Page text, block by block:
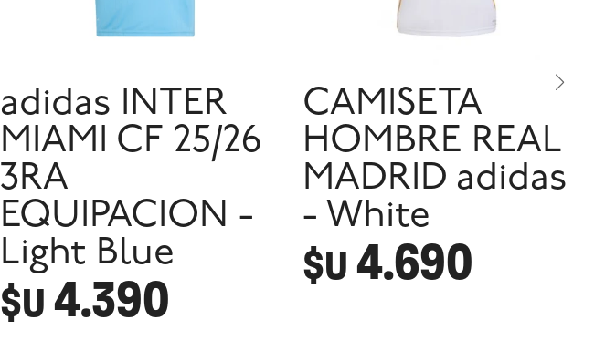
adidas INTER
MIAMI CF 25/26
3RA
EQUIPACION -
Light Blue
$U4.390
CAMISETA
HOMBRE REAL
MADRID adidas
- White
$U4.690